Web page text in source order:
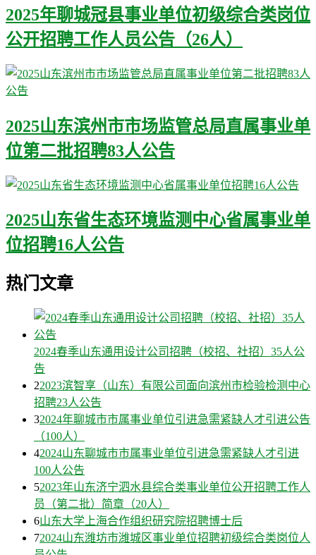
2025年聊城冠县事业单位初级综合类岗位
公开招聘工作人员公告（26人）
2025山东滨州市市场监管总局直属事业单
位第二批招聘83人公告
2025山东省生态环境监测中心省属事业单
位招聘16人公告
热门文章
2024春季山东通用设计公司招聘（校招、社招）35人公
告
22023滨智享（山东）有限公司面向滨州市检验检测中心
招聘23人公告
32024年聊城市市属事业单位引进急需紧缺人才引进公告
（100人）
42024山东聊城市市属事业单位引进急需紧缺人才引进
100人公告
52023年山东济宁泗水县综合类事业单位公开招聘工作人
员（第二批）简章（20人）
6山东大学上海合作组织研究院招聘博士后
72024山东潍坊市潍城区事业单位招聘初级综合类岗位人